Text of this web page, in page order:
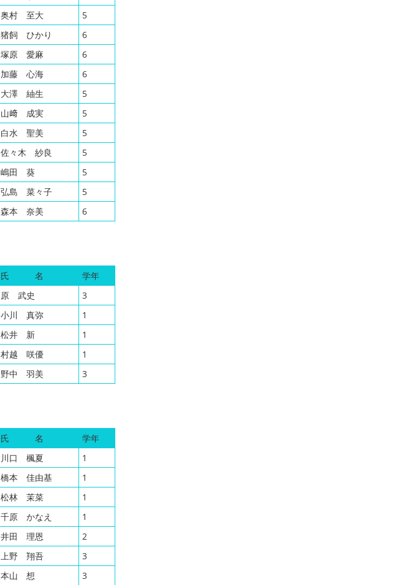
奥村 至大
5
猪飼 ひかり
6
塚原 愛麻
6
加藤 心海
6
大澤 紬生
5
山﨑 成実
5
白水 聖美
5
佐々木 紗良
5
嶋田 葵
5
弘島 菜々子
5
森本 奈美 6
氏 名
学年
原 武史
3
小川 真弥
1
松井 新
1
村越 咲優
1
野中 羽美 3
氏 名
学年
川口 楓夏
1
橋本 佳由基
1
松林 茉菜
1
千原 かなえ
1
井田 理恩
2
上野 翔吾
3
本山 想 3